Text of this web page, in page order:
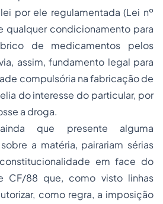
por ele regulamentada (Lei nº
qualquer condicionamento para
de medicamentos pelos
assim, fundamento legal para
compulsória na fabricação de
do interesse do particular, por
a droga.
que presente alguma
a matéria, pairariam sérias
constitucionalidade em face do
CF/88 que, como visto linhas
como regra, a imposição